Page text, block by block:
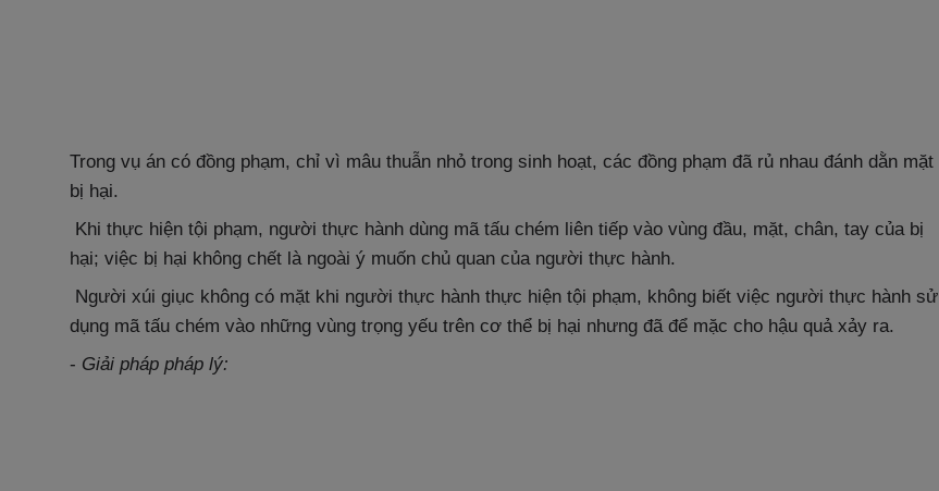
Trong vụ án có đồng phạm, chỉ vì mâu thuẫn nhỏ trong sinh hoạt, các đồng phạm đã rủ nhau đánh dằn mặt
bị hại.
Khi thực hiện tội phạm, người thực hành dùng mã tấu chém liên tiếp vào vùng đầu, mặt, chân, tay của bị
hại; việc bị hại không chết là ngoài ý muốn chủ quan của người thực hành.
Người xúi giục không có mặt khi người thực hành thực hiện tội phạm, không biết việc người thực hành sử
dụng mã tấu chém vào những vùng trọng yếu trên cơ thể bị hại nhưng đã để mặc cho hậu quả xảy ra.
- Giải pháp pháp lý: